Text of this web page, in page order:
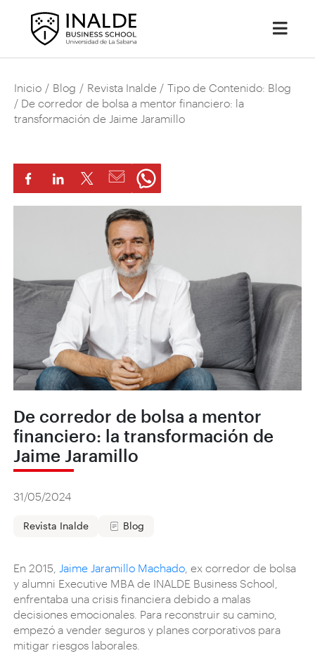
Inicio / Blog / Revista Inalde / Tipo de Contenido: Blog
/ De corredor de bolsa a mentor financiero: la
transformación de Jaime Jaramillo
De corredor de bolsa a mentor
financiero: la transformación de
Jaime Jaramillo
31/05/2024
Revista Inalde Blog
En 2015,Jaime Jaramillo Machado , ex corredor de bolsa
y alumni Executive MBA de INALDE Business School,
enfrentaba una crisis financiera debido a malas
decisiones emocionales. Para reconstruir su camino,
empezó a vender seguros y planes corporativos para
mitigar riesgos laborales.